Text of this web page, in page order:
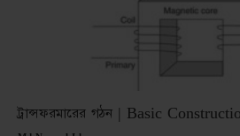
ট্রান্সফরমারের গঠন | Basic